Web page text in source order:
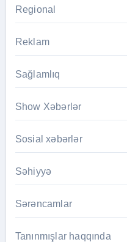
Regional
Reklam
Sağlamlıq
Show Xəbərlər
Sosial xəbərlər
Səhiyyə
Sərəncamlar
Tanınmışlar haqqında